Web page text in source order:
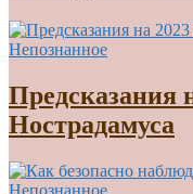
Непознанное
Предсказания
Нострадамуса
Непознанное